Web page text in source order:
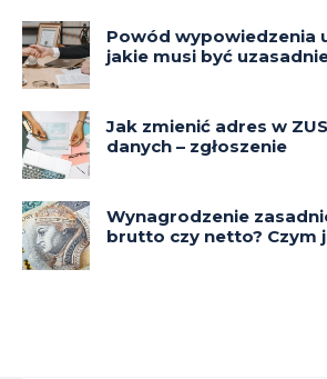
Powód wypowiedzenia
jakie musi być
Jak zmienić adres w
danych – zgłoszenie
Wynagrodzenie
brutto czy netto? Czym